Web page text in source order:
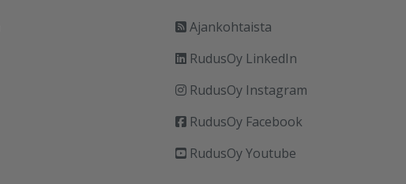
Ajankohtaista
RudusOy LinkedIn
RudusOy Instagram
RudusOy Facebook
RudusOy Youtube